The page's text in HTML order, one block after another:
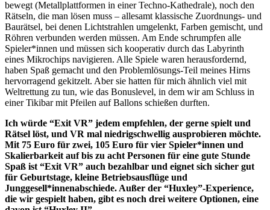
bewegt (Metallplattformen in einer Techno-Kathedrale), noch den
Rätseln, die man lösen muss – allesamt klassische Zuordnungs- und
Baurätsel, bei denen Lichtstrahlen umgelenkt, Farben gemischt, und
Röhren verbunden werden müssen. Am Ende schrumpfen alle
Spieler*innen und müssen sich kooperativ durch das Labyrinth
eines Mikrochips navigieren. Alle Spiele waren herausfordernd,
haben Spaß gemacht und den Problemlösungs-Teil meines Hirns
hervorragend gekitzelt. Aber sie hatten für mich ähnlich viel mit
Weltrettung zu tun, wie das Bonuslevel, in dem wir am Schluss in
einer Tikibar mit Pfeilen auf Ballons schießen durften.
Ich würde “Exit VR” jedem empfehlen, der gerne spielt und
Rätsel löst, und VR mal niedrigschwellig ausprobieren möchte.
Mit 75 Euro für zwei, 105 Euro für vier Spieler*innen und
Skalierbarkeit auf bis zu acht Personen für eine gute Stunde
Spaß ist “Exit VR” auch bezahlbar und eignet sich sicher gut
für Geburtstage, kleine Betriebsausflüge und
Junggesell*innenabschiede. Außer der “Huxley”-Experience,
die wir gespielt haben, gibt es noch drei weitere Optionen, eine